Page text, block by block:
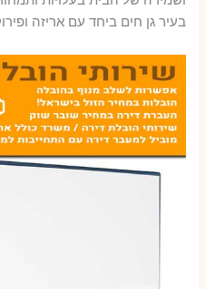
בעיר גן חים ביחד עם אריזה